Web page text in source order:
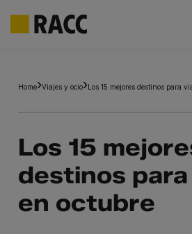
contenido
Home Viajes y ocio Los 15 mejores destinos para
Los 15
destinos
en octubre